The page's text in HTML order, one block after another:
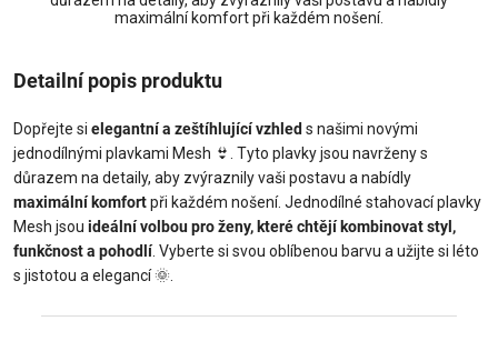
maximální komfort při každém nošení.
Detailní popis produktu
Dopřejte si elegantní a zeštíhlující vzhled s našimi novými
jednodílnými plavkami Mesh 👙 . Tyto plavky jsou navrženy s
důrazem na detaily, aby zvýraznily vaši postavu a nabídly
maximální komfortpři každém nošení. Jednodílné stahovací plavky
Mesh jsou ideální volbou pro ženy, které chtějí kombinovat styl,
funkčnost a pohodlí. Vyberte si svou oblíbenou barvu a užijte si léto
s jistotou a elegancí🌞